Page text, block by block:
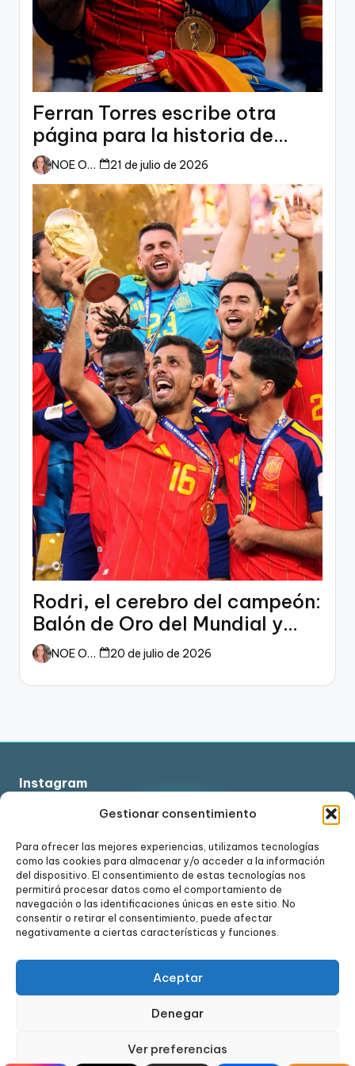
Gestionar consentimiento
Para ofrecer las mejores experiencias, utilizamos tecnologías
como las cookies para almacenar y/o acceder a la información
del dispositivo. El consentimiento de estas tecnologías nos
permitirá procesar datos como el comportamiento de
navegación o las identificaciones únicas en este sitio. No
consentir o retirar el consentimiento, puede afectar
negativamente a ciertas características y funciones.
Aceptar
Denegar
Ver preferencias
Ferran Torres escribe otra
página para la historia de
España
NOE ORTIZ 21 de julio de 2026
Rodri, el cerebro del campeón:
Balón de Oro del Mundial y
dueño del fútbol
NOE ORTIZ 20 de julio de 2026
Instagram
Ver en Instagram
Copyright 2024. Todos los derechos reservados.